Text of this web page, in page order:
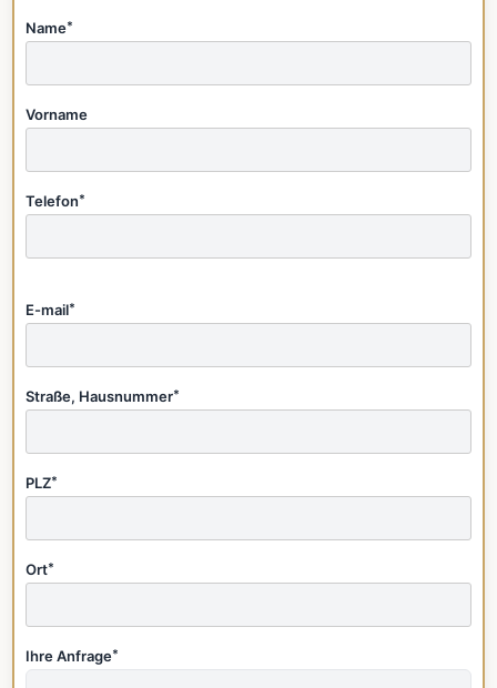
Name*
Vorname
Telefon*
E-mail*
Straße, Hausnummer*
PLZ*
Ort*
Ihre Anfrage*